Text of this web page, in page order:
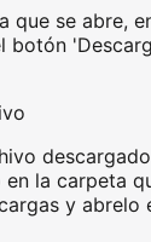
que se abre,
botón
en la carpeta
y abrelo